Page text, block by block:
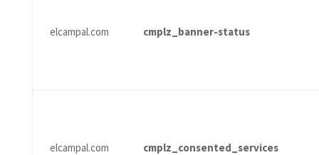
elcampal.com cmplz_banner-status
elcampal.com cmplz_consented_services